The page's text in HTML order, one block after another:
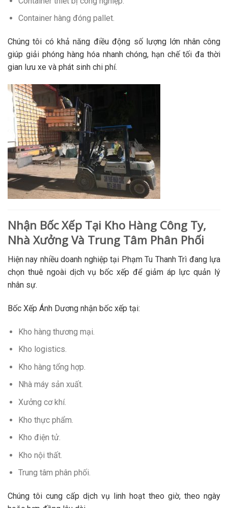
Container hàng đóng pallet.
Chúng tôi có khả năng điều động số lượng lớn nhân công
giúp giải phóng hàng hóa nhanh chóng, hạn chế tối đa thời
gian lưu xe và phát sinh chi phí.
Nhận Bốc Xếp Tại Kho Hàng Công Ty,
Nhà Xưởng Và Trung Tâm Phân Phối
Hiện nay nhiều doanh nghiệp tại Phạm Tu Thanh Trì đang lựa
chọn thuê ngoài dịch vụ bốc xếp để giảm áp lực quản lý
nhân sự.
Bốc Xếp Ánh Dương nhận bốc xếp tại:
Kho hàng thương mại.
Kho logistics.
Kho hàng tổng hợp.
Nhà máy sản xuất.
Xưởng cơ khí.
Kho thực phẩm.
Kho điện tử.
Kho nội thất.
Trung tâm phân phối.
Chúng tôi cung cấp dịch vụ linh hoạt theo giờ, theo ngày